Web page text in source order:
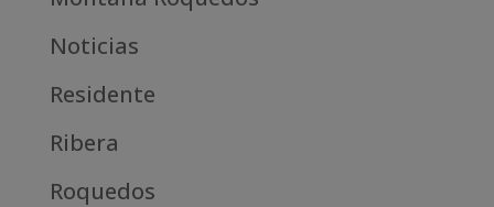
Noticias
Residente
Ribera
Roquedos